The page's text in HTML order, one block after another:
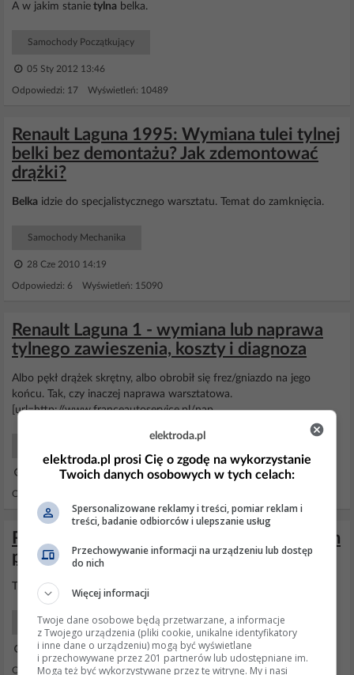
A w jakim stanie tylna belka.
Samochody Początkujący
05 Sty 2012 13:46
Odpowiedzi: 17 Wyświetleń: 10489
Renault Laguna 1995: Wymiana tulei tylnej
belki bez demontażu? Jak zdemontować
drążki?
Belka idzie do specjalistycznego warsztatu. Temat do zamknięcia.
Samochody Mechanika
28 Cze 2010 14:19
Odpowiedzi: 6 Wyświetleń: 15090
Renault Laguna 1 - wymiana lub naprawa
tylnego zawieszenia, koszty i diagnoza
Albo pękł drążek skrętny, albo obrobił się frez/gniazdo na jego
końcu. Tak, czy inaczej naprawa warsztatowa.
[url=http://www.franceautoservice.pl/nap...
11 Wrz 2012 21:55
Odpowiedzi: 5 Wyświetleń: 4098
Renault Laguna 2 1,9dci - Zarzucanie tyłem
podczas hamowania laguna 2
Tulejetylnej belki do sprawdzenia.
Samochody Początkujący
11 Mar 2018 21:34
Odpowiedzi: 6 Wyświetleń: 795
elektroda.pl
elektroda.pl prosi Cię o zgodę na wykorzystanie
Twoich danych osobowych w tych celach:
Spersonalizowane reklamy i treści, pomiar reklam i
treści, badanie odbiorców i ulepszanie usług
Przechowywanie informacji na urządzeniu lub dostęp
do nich
Więcej informacji
Twoje dane osobowe będą przetwarzane, a informacje
z Twojego urządzenia (pliki cookie, unikalne identyfikatory
i inne dane o urządzeniu) mogą być wyświetlane
i przechowywane przez 201 partnerów lub udostępniane im.
Mogą też być wykorzystywane przez tę witrynę. My i nasi